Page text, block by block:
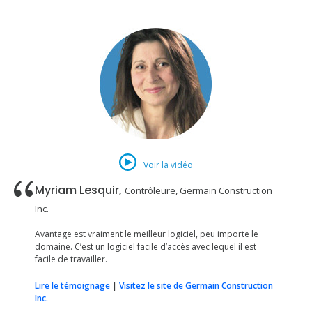
Voir la vidéo
Myriam Lesquir, Contrôleure, Germain Construction
Inc.
Avantage est vraiment le meilleur logiciel, peu importe le
domaine. C’est un logiciel facile d’accès avec lequel il est
facile de travailler.
Lire le témoignage| Visitez le site de Germain Construction
Inc.